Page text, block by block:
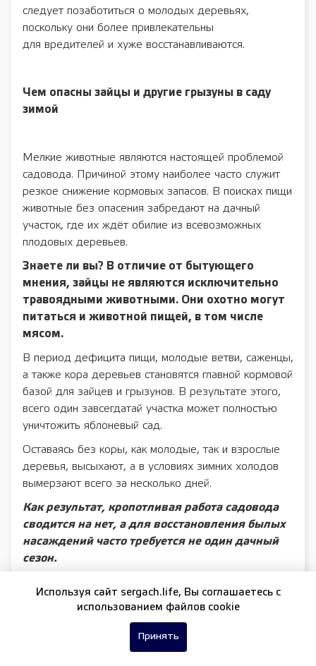
следует позаботиться о молодых деревьях,
поскольку они более привлекательны
для вредителей и хуже восстанавливаются.
Чем опасны зайцы и другие грызуны в саду
зимой
Мелкие животные являются настоящей проблемой
садовода. Причиной этому наиболее часто служит
резкое снижение кормовых запасов. В поисках пищи
животные без опасения забредают на дачный
участок, где их ждёт обилие из всевозможных
плодовых деревьев.
Знаете ли вы? В отличие от бытующего
мнения, зайцы не являются исключительно
травоядными животными. Они охотно могут
питаться и животной пищей, в том числе
мясом.
В период дефицита пищи, молодые ветви, саженцы,
а также кора деревьев становятся главной кормовой
базой для зайцев и грызунов. В результате этого,
всего один завсегдатай участка может полностью
уничтожить яблоневый сад.
Оставаясь без коры, как молодые, так и взрослые
деревья, высыхают, а в условиях зимних холодов
вымерзают всего за несколько дней.
Как результат, кропотливая работа садовода
сводится на нет, а для восстановления былых
насаждений часто требуется не один дачный
сезон.
Каковы признаки повреждения дерева
Используя сайт sergach.life, Вы соглашаетесь c
использованием файлов cookie
Принять